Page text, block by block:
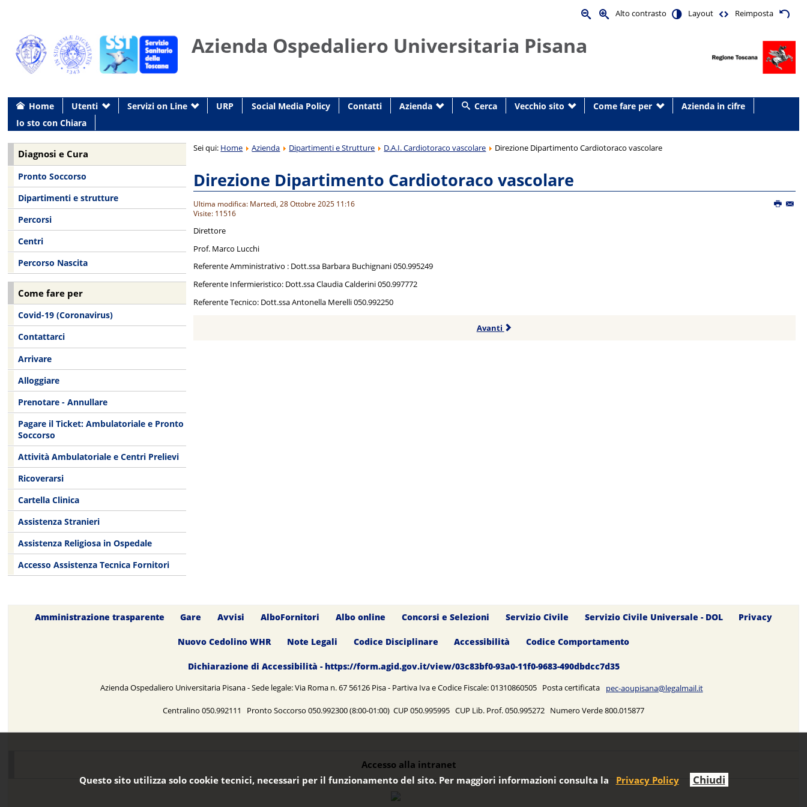
Alto contrasto Layout Reimposta
Azienda Ospedaliero Universitaria Pisana
Home Utenti Servizi on Line URP Social Media Policy Contatti Azienda Cerca Vecchio sito Come fare per
Azienda in cifre
Io sto con Chiara
Sei qui: Home Azienda Dipartimenti e Strutture D.A.I. Cardiotoraco vascolare Direzione Dipartimento Cardiotoraco vascolare
Direzione Dipartimento Cardiotoraco vascolare
Ultima modifica: Martedì, 28 Ottobre 2025 11:16
Visite: 11516
Direttore
Prof. Marco Lucchi
Referente Amministrativo : Dott.ssa Barbara Buchignani 050.995249
Referente Infermieristico: Dott.ssa Claudia Calderini 050.997772
Referente Tecnico: Dott.ssa Antonella Merelli 050.992250
Avanti
Diagnosi e Cura
Pronto Soccorso
Dipartimenti e strutture
Percorsi
Centri
Percorso Nascita
Come fare per
Covid-19 (Coronavirus)
Contattarci
Arrivare
Alloggiare
Prenotare - Annullare
Pagare il Ticket: Ambulatoriale e Pronto
Soccorso
Attività Ambulatoriale e Centri Prelievi
Ricoverarsi
Cartella Clinica
Assistenza Stranieri
Assistenza Religiosa in Ospedale
Accesso Assistenza Tecnica Fornitori
Amministrazione trasparente Gare Avvisi AlboFornitori Albo online Concorsi e Selezioni Servizio Civile Servizio Civile Universale - DOL Privacy
Nuovo Cedolino WHR Note Legali Codice Disciplinare Accessibilità Codice Comportamento
Dichiarazione di Accessibilità - https://form.agid.gov.it/view/03c83bf0-93a0-11f0-9683-490dbdcc7d35
Azienda Ospedaliero Universitaria Pisana - Sede legale: Via Roma n. 67 56126 Pisa - Partiva Iva e Codice Fiscale: 01310860505 Posta certificata pec-aoupisana@legalmail.it
Centralino 050.992111 Pronto Soccorso 050.992300 (8:00-01:00) CUP 050.995995 CUP Lib. Prof. 050.995272 Numero Verde 800.015877
Accesso alla intranet
Questo sito utilizza solo cookie tecnici, necessari per il funzionamento del sito. Per maggiori informazioni consulta la Privacy Policy Chiudi